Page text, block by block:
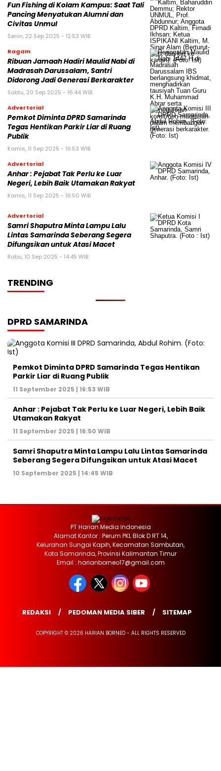
Fun Fishing di Kolam Kampus: Saat Tali
Pancing Menyatukan Alumni dan
Civitas Unmul
Senin, 22 Sep 2025 - 12:53 WIB
Ragam
Ribuan Jamaah Hadiri Maulid Nabi di
Madrasah Darussalam, Santri
Didorong Jadi Generasi Berkarakter
Sabtu, 20 Sep 2025 - 16:44 WIB
Advertorial
Pemkot Diminta DPRD Samarinda
Tegas Hentikan Parkir Liar di Ruang
Publik
Kamis, 11 Sep 2025 - 16:53 WIB
Advertorial
Anhar : Pejabat Tak Perlu ke Luar
Negeri, Lebih Baik Utamakan Rakyat
Kamis, 11 Sep 2025 - 16:50 WIB
Advertorial
Samri Shaputra Minta Lampu Lalu
Lintas Samarinda Seberang Segera
Difungsikan untuk Atasi Macet
Rabu, 10 Sep 2025 - 14:45 WIB
TRENDING
DPRD SAMARINDA
Pemkot Diminta DPRD Samarinda Tegas Hentikan
Parkir Liar di Ruang Publik
11 September 2025 | 16:53 WIB
Anhar : Pejabat Tak Perlu ke Luar Negeri, Lebih Baik
Utamakan Rakyat
11 September 2025 | 16:50 WIB
Samri Shaputra Minta Lampu Lalu Lintas Samarinda
Seberang Segera Difungsikan untuk Atasi Macet
10 September 2025 | 14:45 WIB
PT Harian Media Indonesia
Alamat Kantor : Perum PKL Blok D RT 14,
Kelurahan Sungai Kapih, Kecamatan Sambutan,
Kota Samarinda, Provinsi Kalimantan Timur
Email : harianborneo17@gmail.com
REDAKSI PEDOMAN MEDIA SIBER SITEMAP
COPYRIGHT © 2026 HARIAN BORNEO - ALL RIGHTS RESERVED